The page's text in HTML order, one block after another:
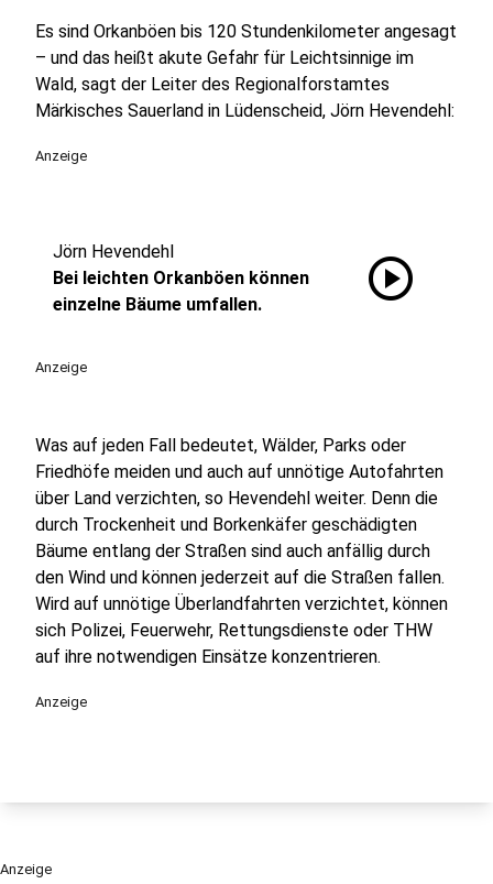
Es sind Orkanböen bis 120 Stundenkilometer angesagt
– und das heißt akute Gefahr für Leichtsinnige im
Wald, sagt der Leiter des Regionalforstamtes
Märkisches Sauerland in Lüdenscheid, Jörn Hevendehl:
Anzeige
Jörn Hevendehl
Bei leichten Orkanböen können
einzelne Bäume umfallen.
play_circle
Anzeige
Was auf jeden Fall bedeutet, Wälder, Parks oder
Friedhöfe meiden und auch auf unnötige Autofahrten
über Land verzichten, so Hevendehl weiter. Denn die
durch Trockenheit und Borkenkäfer geschädigten
Bäume entlang der Straßen sind auch anfällig durch
den Wind und können jederzeit auf die Straßen fallen.
Wird auf unnötige Überlandfahrten verzichtet, können
sich Polizei, Feuerwehr, Rettungsdienste oder THW
auf ihre notwendigen Einsätze konzentrieren.
Anzeige
Anzeige